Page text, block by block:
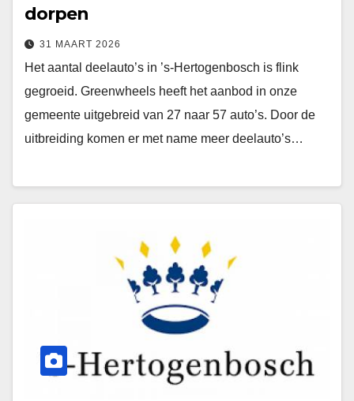
dorpen
31 MAART 2026
Het aantal deelauto’s in ’s-Hertogenbosch is flink
gegroeid. Greenwheels heeft het aanbod in onze
gemeente uitgebreid van 27 naar 57 auto’s. Door de
uitbreiding komen er met name meer deelauto’s…